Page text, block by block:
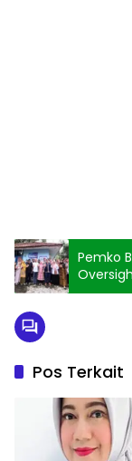
Pemko
Pos Terkait